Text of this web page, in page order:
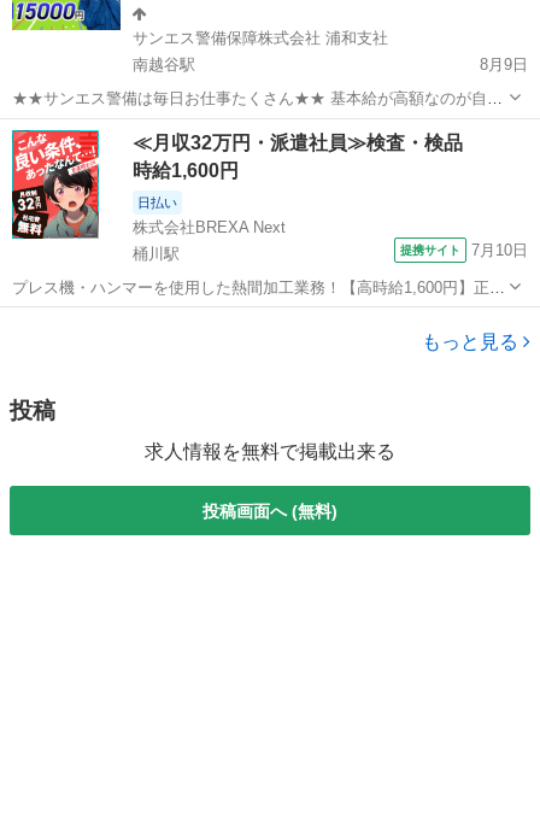
サンエス警備保障株式会社 浦和支社
南越谷駅
8月9日
★★サンエス警備は毎日お仕事たくさん★★ 基本給が高額なのが自慢
♪未経験も大歓迎！ ＞＞常に現場豊富&交通費モチロン全額支給＜＜
『完全直行直帰でラクラク』 現場への直行直帰が基本で、毎週・毎月
等の定期的な出社は不要です！ ...
埼玉 越谷市 南越谷駅 警備員
サンエス警備保障株式会社
≪月収32万円・派遣社員≫検査・検品
時給1,600円
日払い
株式会社BREXA Next
桶川駅
提携サイト 7月10日
プレス機・ハンマーを使用した熱間加工業務！【高時給1,600円】正社
員登用制度あり！20代～40代までの男性活躍中！赴任旅費会社負担！
食堂利用可★マイカー通勤可！作業着無償貸与◎《埼玉県桶川市》 人
もっと見る
投稿
求人情報を無料で掲載出来る
投稿画面へ (無料)